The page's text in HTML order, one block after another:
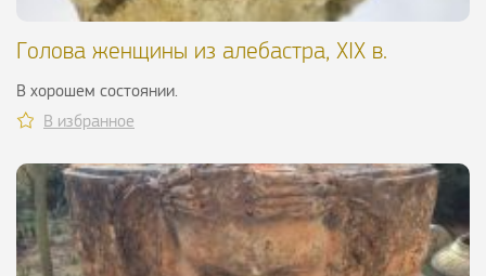
Голова женщины из алебастра, XIX в.
В хорошем состоянии.
В избранное